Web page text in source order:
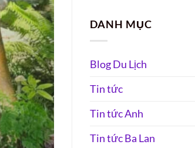
DANH MỤC
Blog Du Lịch
Tin tức
Tin tức Anh
Tin tức Ba Lan